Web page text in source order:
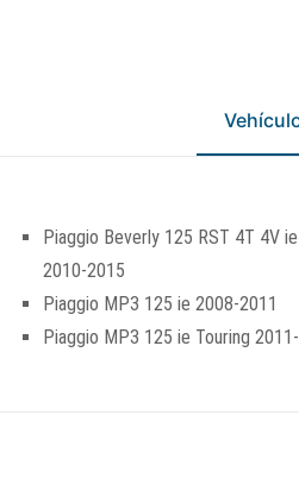
Piaggio Beverly 125 RST 4T 4V
2010-2015
Piaggio MP3 125 ie 2008-2011
Piaggio MP3 125 ie Touring